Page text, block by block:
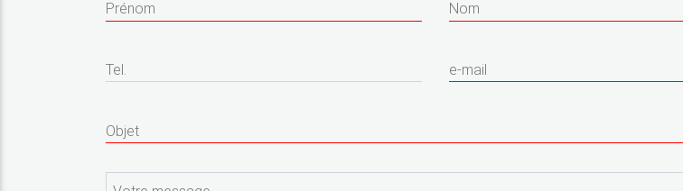
Prénom Nom
Tel. e-mail
Objet